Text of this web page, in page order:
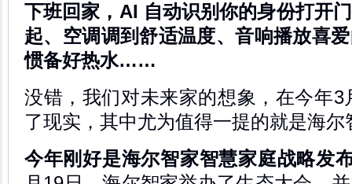
下班回家，AI 自动识别你的身份打开
起、空调调到舒适温度、音响播放喜
惯备好热水……
没错，我们对未来家的想象，在今年3
了现实，其中尤为值得一提的就是海尔
今年刚好是海尔智家智慧家庭战略发